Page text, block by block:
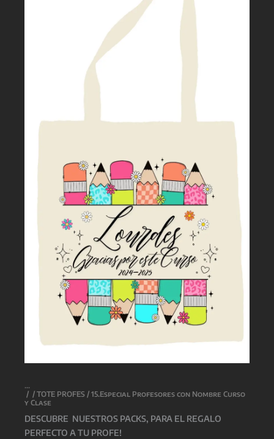
/ / TOTE PROFES / 15.Especial Profesores con Nombre Curso
y Clase
DESCUBRE NUESTROS PACKS, PARA EL REGALO
PERFECTO A TU PROFE!